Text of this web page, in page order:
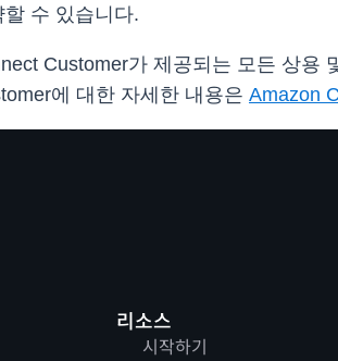
수 있습니다.
Customer가 제공되는 모든 상용
에 대한 자세한 내용은 Amazon
리소스
시작하기